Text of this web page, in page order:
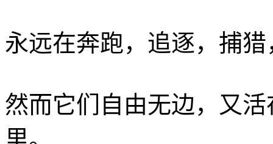
永远在奔跑，追逐，捕
然而它们自由无边，又
里。